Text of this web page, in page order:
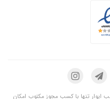
ایوار تنها با کسب مجوز مکتوب امکان